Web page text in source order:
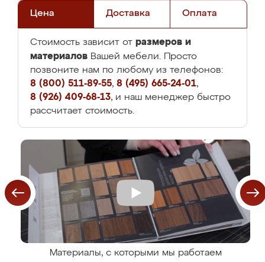
Цена Доставка Оплата
Стоимость зависит от размеров и
материалов Вашей мебели. Просто
позвоните нам по любому из телефонов:
8 (800) 511-89-55, 8 (495) 665-24-01,
8 (926) 409-68-13, и наш менеджер быстро
рассчитает стоимость.
Материалы, с которыми мы работаем